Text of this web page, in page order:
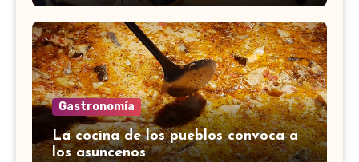
Gastronomía
La cocina de los pueblos convoca a
los asuncenos